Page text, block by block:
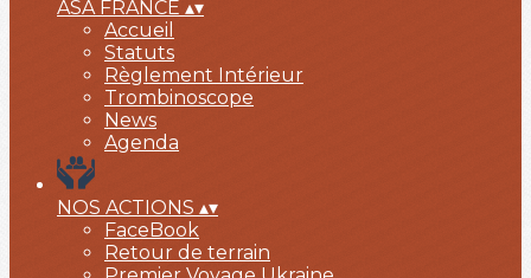
ASA FRANCE ▴▾
Accueil
Statuts
Règlement Intérieur
Trombinoscope
News
Agenda
NOS ACTIONS ▴▾
FaceBook
Retour de terrain